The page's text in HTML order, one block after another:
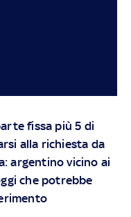
fissa più 5 di
alla richiesta da
argentino vicino ai
che potrebbe